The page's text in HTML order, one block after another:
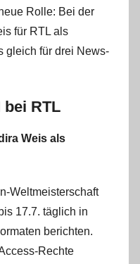
Rolle: Bei der
für RTL als
gleich für drei News-
bei RTL
Weis als
Weltmeisterschaft
17.7. täglich in
berichten.
Rechte